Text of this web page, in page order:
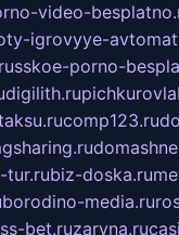
video-
igrovyye-
russkoe-porno-
digilith.ru
comp123.ru
biz-doska.ru
borodino-media.ru
bet.ruzaryna.ru